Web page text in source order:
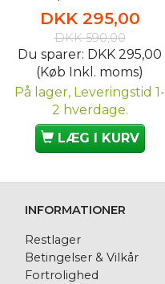
DKK 295,00
DKK 590,00
Du sparer: DKK 295,00
(Køb Inkl. moms)
På lager, Leveringstid 1-
2 hverdage.
LÆG I KURV
INFORMATIONER
Restlager
Betingelser & Vilkår
Fortrolighed